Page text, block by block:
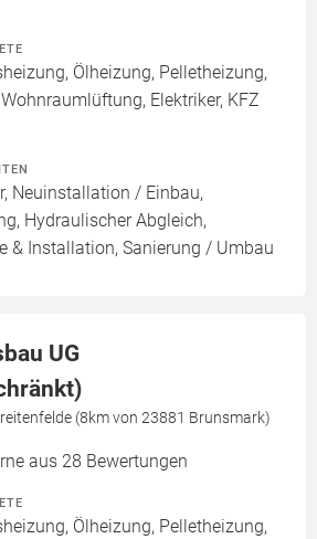
Ölheizung, Pelletheizung,
Elektriker, KFZ
Neuinstallation / Einbau,
Hydraulischer Abgleich,
& Installation, Sanierung / Umbau
UG
(8km von 23881 Brunsmark)
aus 28 Bewertungen
Ölheizung, Pelletheizung,